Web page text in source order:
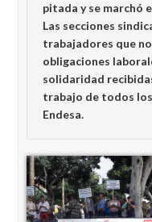
pitada y se marchó
Las secciones
trabajadores que
obligaciones
solidaridad
trabajo de todos
Endesa.